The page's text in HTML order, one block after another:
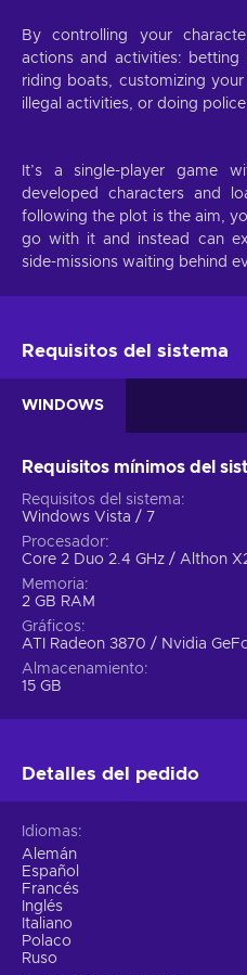
By controlling your
actions and activities:
riding boats, customizing
illegal activities, or doing
It’s a single-player game
developed characters and
following the plot is the aim,
go with it and instead can
side-missions waiting behind
Requisitos del sistema
WINDOWS
Requisitos mínimos del
Requisitos del sistema
Windows Vista / 7
Procesador
Core 2 Duo 2.4 GHz / Althon
Memoria
2 GB RAM
Gráficos
ATI Radeon 3870 / Nvidia
Almacenamiento
15 GB
Detalles del pedido
Idiomas
Alemán
Español
Francés
Inglés
Italiano
Polaco
Ruso